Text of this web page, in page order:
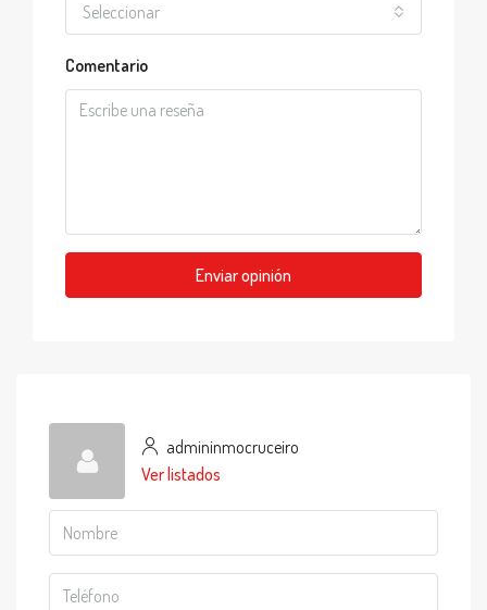
Seleccionar
Comentario
Enviar opinión
admininmocruceiro
Ver listados